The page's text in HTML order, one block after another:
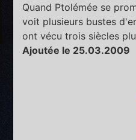
Quand Ptolémée se
voit plusieurs bustes
ont vécu trois siècles
Ajoutée le 25.03.2009